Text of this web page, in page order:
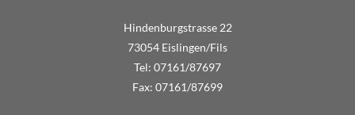
Hindenburgstrasse 22
73054 Eislingen/Fils
Tel: 07161/87697
Fax: 07161/87699